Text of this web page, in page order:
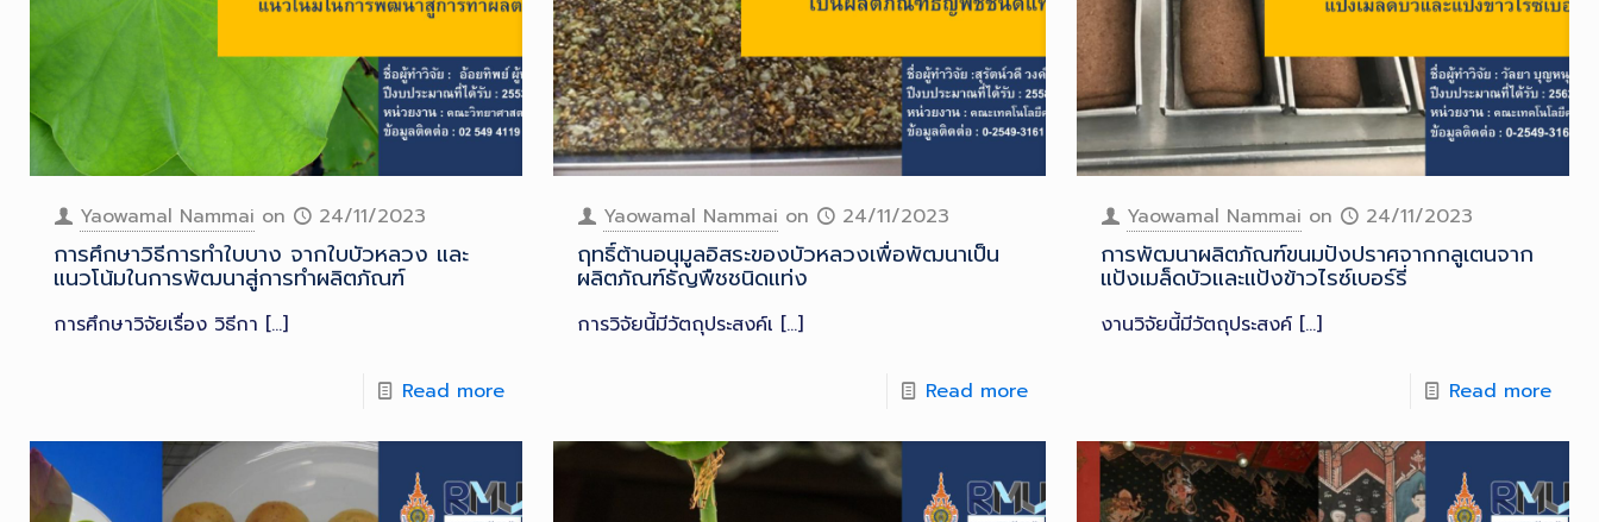
Yaowamal Nammai on 24/11/2023
การศึกษาวิธีการทำใบบาง จากใบบัวหลวง และ
แนวโน้มในการพัฒนาสู่การทำผลิตภัณฑ์
การศึกษาวิจัยเรื่อง วิธีกา […]
Read more
Yaowamal Nammai on 24/11/2023
ฤทธิ์ต้านอนุมูลอิสระของบัวหลวงเพื่อพัฒนาเป็น
ผลิตภัณฑ์ธัญพืชชนิดแท่ง
การวิจัยนี้มีวัตถุประสงค์เ […]
Read more
Yaowamal Nammai on 24/11/2023
การพัฒนาผลิตภัณฑ์ขนมปังปราศจากกลูเตนจาก
แป้งเมล็ดบัวและแป้งข้าวไรซ์เบอร์รี่
งานวิจัยนี้มีวัตถุประสงค์ […]
Read more